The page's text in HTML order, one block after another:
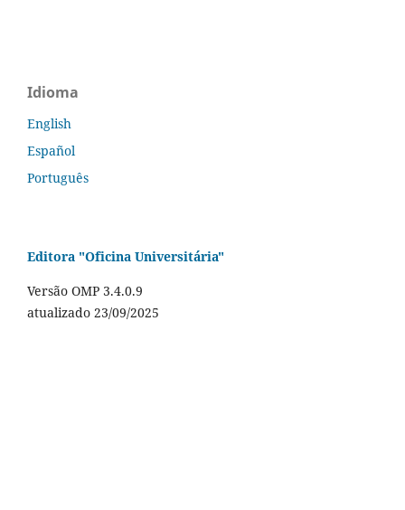
Idioma
English
Español
Português
Editora "Oficina Universitária"
Versão OMP 3.4.0.9
atualizado 23/09/2025